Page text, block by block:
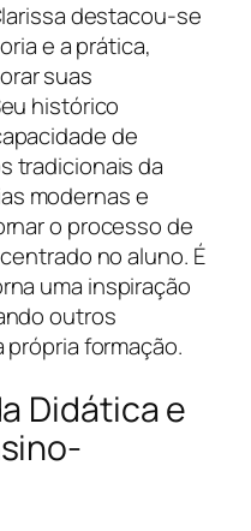
destacou-se
e a prática,
suas
histórico
de
tradicionais da
modernas e
o processo de
no aluno. É
uma inspiração
outros
formação.
Didática e